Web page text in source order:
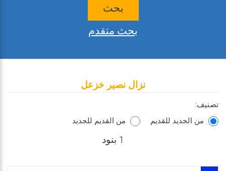
بحث
بحث متقدم
نزال نصير خزعل
تصنيف:
من الجديد للقديم
من القديم للجديد
1 بنود